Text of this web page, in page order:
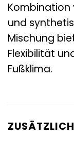
Kombination
und
Mischung
Flexibilität
Fußklima.